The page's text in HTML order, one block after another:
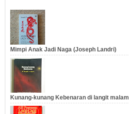
Mimpi Anak Jadi Naga (Joseph Landri)
Kunang-kunang Kebenaran di langit malam